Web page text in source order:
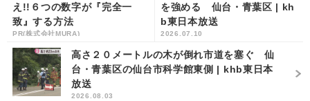
え!!６つの数字が『完全一
致』する方法
PR(株式会社MURA)
を強める 仙台・青葉区 | kh
b東日本放送
2026.07.10
高さ２０メートルの木が倒れ市道を塞ぐ 仙
台・青葉区の仙台市科学館東側 | khb東日本
放送
2026.08.03